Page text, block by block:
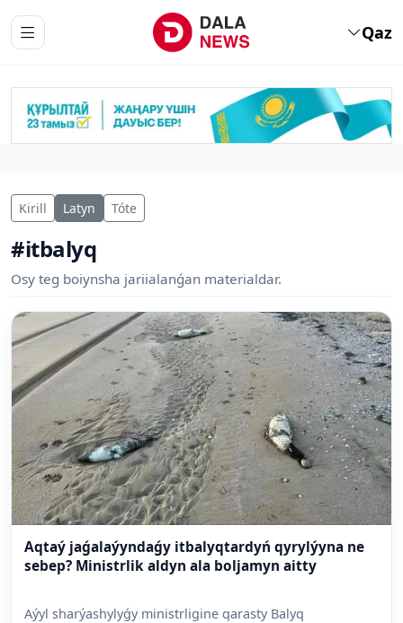
Qaz
Kirill Latyn Tóte
#itbalyq
Osy teg boiynsha jariialanǵan materialdar.
Aqtaý jaǵalaýyndaǵy itbalyqtardyń qyrylýyna ne
sebep? Ministrlik aldyn ala boljamyn aitty
Aýyl sharýashylyǵy ministrligine qarasty Balyq